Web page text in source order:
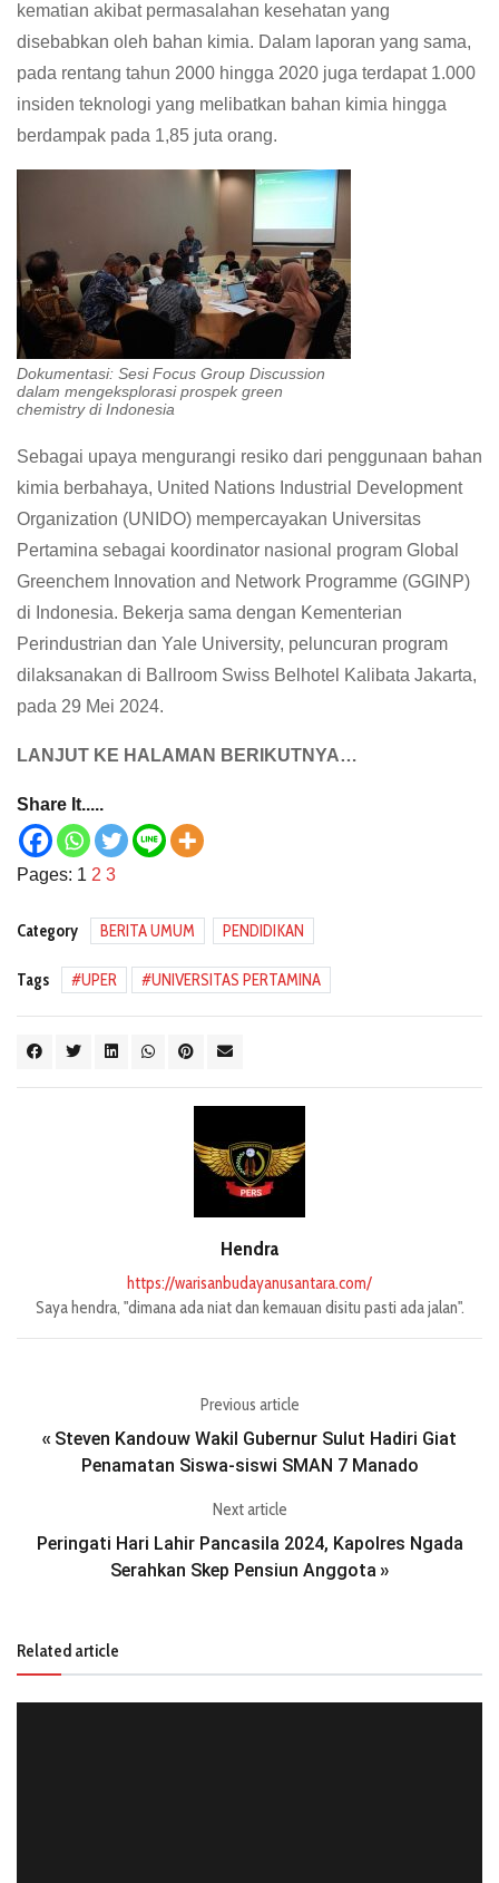
kematian akibat permasalahan kesehatan yang
disebabkan oleh bahan kimia. Dalam laporan yang sama,
pada rentang tahun 2000 hingga 2020 juga terdapat 1.000
insiden teknologi yang melibatkan bahan kimia hingga
berdampak pada 1,85 juta orang.
Dokumentasi: Sesi Focus Group Discussion
dalam mengeksplorasi prospek green
chemistry di Indonesia
Sebagai upaya mengurangi resiko dari penggunaan bahan
kimia berbahaya, United Nations Industrial Development
Organization (UNIDO) mempercayakan Universitas
Pertamina sebagai koordinator nasional program Global
Greenchem Innovation and Network Programme (GGINP)
di Indonesia. Bekerja sama dengan Kementerian
Perindustrian dan Yale University, peluncuran program
dilaksanakan di Ballroom Swiss Belhotel Kalibata Jakarta,
pada 29 Mei 2024.
LANJUT KE HALAMAN BERIKUTNYA…
Share It.....
Pages: 1 2 3
Category BERITA UMUM PENDIDIKAN
Tags UPER UNIVERSITAS PERTAMINA
Hendra
https://warisanbudayanusantara.com/
Saya hendra, "dimana ada niat dan kemauan disitu pasti ada jalan".
Previous article
« Steven Kandouw Wakil Gubernur Sulut Hadiri Giat
Penamatan Siswa-siswi SMAN 7 Manado
Next article
Peringati Hari Lahir Pancasila 2024, Kapolres Ngada
Serahkan Skep Pensiun Anggota »
Related article